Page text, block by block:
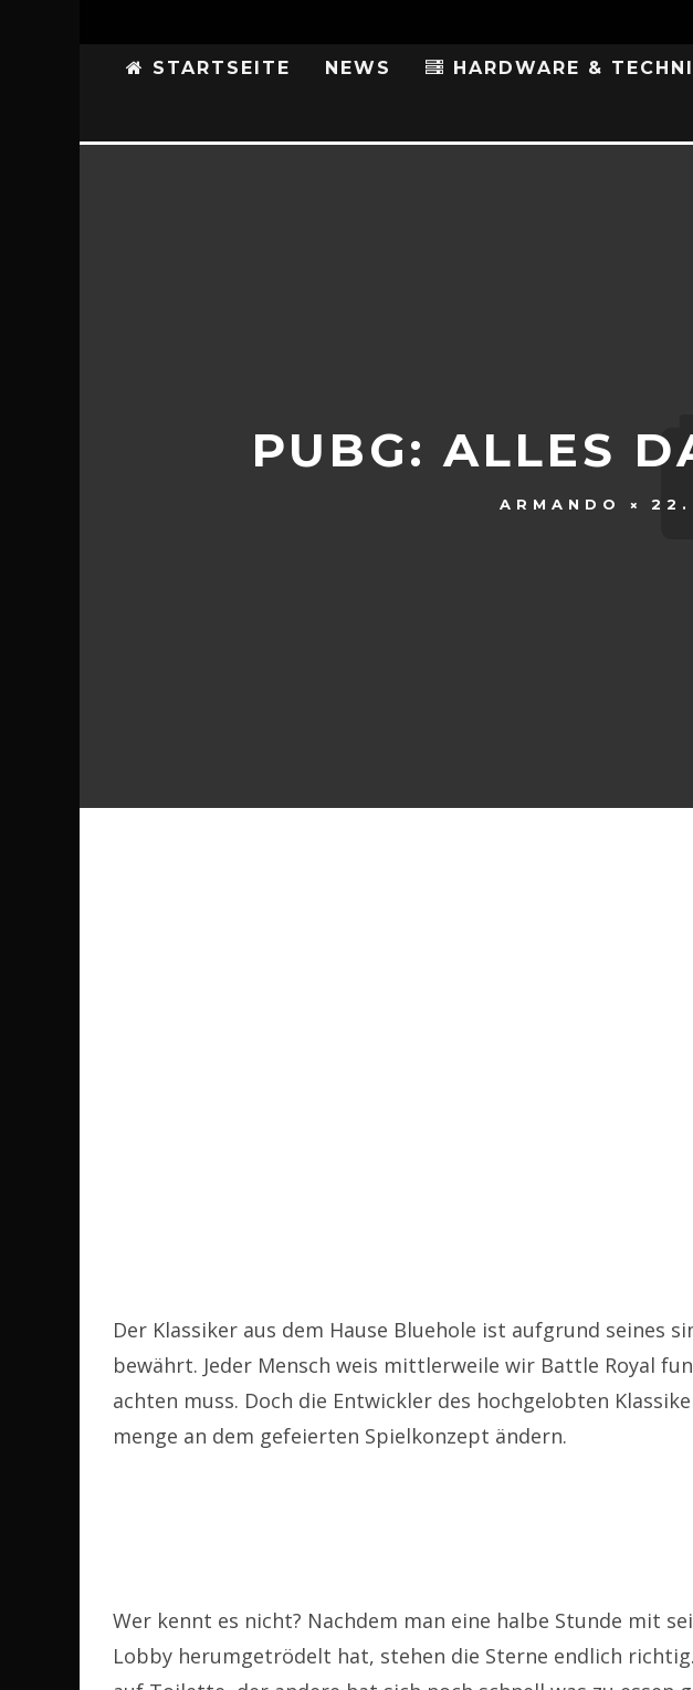
STARTSEITE NEWS HARDWARE &
PUBG: ALLES
ARMANDO 22.
Der Klassiker aus dem Hause Bluehole ist aufgrund seines
bewährt. Jeder Mensch weis mittlerweile wir Battle Royal
achten muss. Doch die Entwickler des hochgelobten
menge an dem gefeierten Spielkonzept ändern.
Wer kennt es nicht? Nachdem man eine halbe Stunde mit
Lobby herumgetrödelt hat, stehen die Sterne endlich